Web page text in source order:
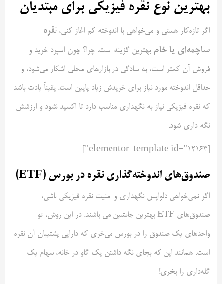
بهترین نوع نقره فیزیکی برای مبتدیان
اگر تازه‌کار هستی و می‌خواهی با اندوخته کم اغاز کنی،نقره
ساچمه‌ای یا خام بهترین گزینه است. چرا؟ چون اسپرد خرید و
فروش آن کمتر است، به سادگی در بازارهای محلی اشکار می‌شود، و
حداقل اندوخته مورد نیاز برای خریدش زیاد پایین است. یقیناً یادت باشد
که نقره فیزیکی نیاز به نگهداری مناسب دارد تا اکسید نشود و ارزشش
نگه داری شود.
صندوق‌های اندوخته‌گذاری نقره در بورس (ETF)
اگر نمی‌خواهی دلواپس نگهداری و امنیت نقره فیزیکی باشی،
صندوق‌های ETF بهترین جانشین می باشند. در این روش، تو
واحدهای یک صندوق را در بورس می‌خری که دارایی پشتیبان آن نقره
است. همانند این که بجای نگه داشتن یک گاو در خانه، سهام یک
گله‌داری را بخری!